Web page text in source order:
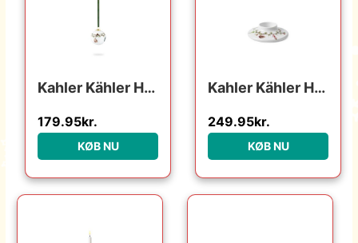
Kahler Kähler Hammershøi Christmas kugle 2020 : Erling Christensen Møbler : Erling Christensen Møbler
179.95kr.
KØB NU
Kahler Kähler Hammershøi Christmas Bloklysestage – Ø:13 cm – hvid m. deko : Erling Christensen Møbler : Erling Christensen Møbler
249.95kr.
KØB NU